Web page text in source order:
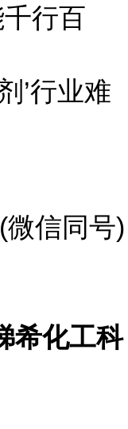
行百
’行业难
信同号)
希化工科